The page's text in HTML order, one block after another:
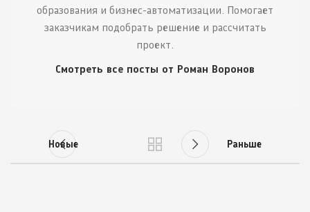
образования и бизнес-автоматизации. Помогает
заказчикам подобрать решение и рассчитать
проект.
Смотреть все посты от Роман Воронов
Новые Раньше